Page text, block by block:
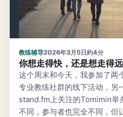
教练辅导2026年3月5日約4分
你想走得快，还是想走得远
这个周末和今天，我参加了两
专业教练社群的线下活动，另
stand.fm上关注的Tomimin举
不同，参与者也完全不同，但